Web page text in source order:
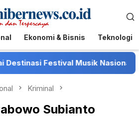
Ekonomi & Bisnis Teknologi
Festival Musik Nasional
Kriminal
Subianto